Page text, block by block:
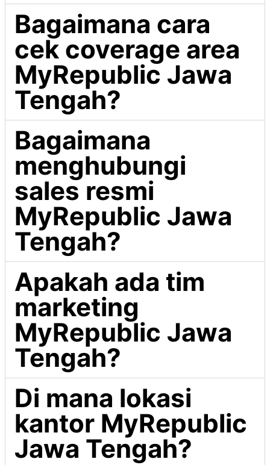
Bagaimana cara
cek coverage area
MyRepublic Jawa
Tengah?
Bagaimana
menghubungi
sales resmi
MyRepublic Jawa
Tengah?
Apakah ada tim
marketing
MyRepublic Jawa
Tengah?
Di mana lokasi
kantor MyRepublic
Jawa Tengah?